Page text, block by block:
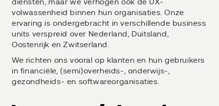
diensten, maar we verhogen ook de UX-
volwassenheid binnen hun organisaties. Onze
ervaring is ondergebracht in verschillende business
units verspreid over Nederland, Duitsland,
Oostenrijk en Zwitserland.
We richten ons vooral op klanten en hun gebruikers
in financiële, (semi)overheids-, onderwijs-,
gezondheids- en softwareorganisaties.